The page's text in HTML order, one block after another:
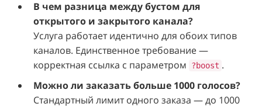
В чем разница между бустом для
открытого и закрытого канала?
Услуга работает идентично для обоих типов
каналов. Единственное требование —
корректная ссылка с параметром
?boost .
Можно ли заказать больше 1000 голосов?
Стандартный лимит одного заказа — до 1000